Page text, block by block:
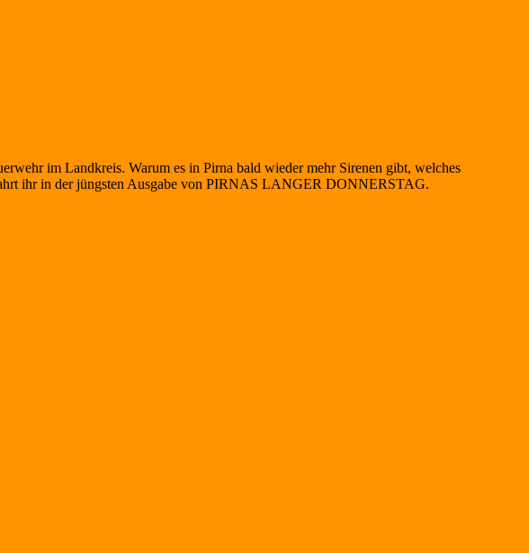
im Landkreis. Warum es in Pirna bald wieder mehr Sirenen gibt, welches
ihr in der jüngsten Ausgabe von PIRNAS LANGER DONNERSTAG.